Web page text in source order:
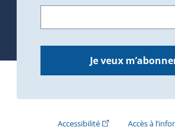
Je veux
Accessibilité(Cet hyperlien
Accès à